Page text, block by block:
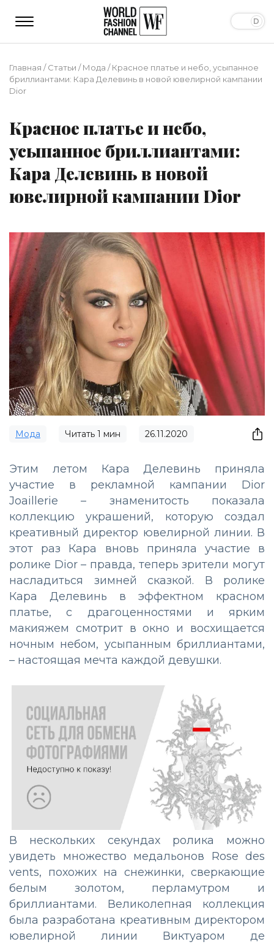
Главная /Статьи /Мода /Красное платье и небо, усыпанное
бриллиантами: Кара Делевинь в новой ювелирной кампании
Dior
Красное платье и небо,
усыпанное бриллиантами:
Кара Делевинь в новой
ювелирной кампании Dior
Мода Читать 1 мин 26.11.2020
Этим летом Кара Делевинь приняла
участие
в рекламной кампании Dior
Joaillerie – знаменитость показала
коллекцию украшений, которую создал
креативный директор ювелирной линии. В
этот раз Кара вновь приняла участие в
ролике Dior – правда, теперь зрители могут
насладиться зимней сказкой. В ролике
Кара Делевинь в эффектном красном
платье, с драгоценностями и ярким
макияжем смотрит в окно и восхищается
ночным небом, усыпанным бриллиантами,
– настоящая мечта каждой девушки.
В нескольких секундах ролика можно
увидеть множество медальонов Rose des
vents, похожих на снежинки, сверкающие
белым золотом, перламутром и
бриллиантами. Великолепная коллекция
была разработана креативным директором
ювелирной линии Виктуаром де